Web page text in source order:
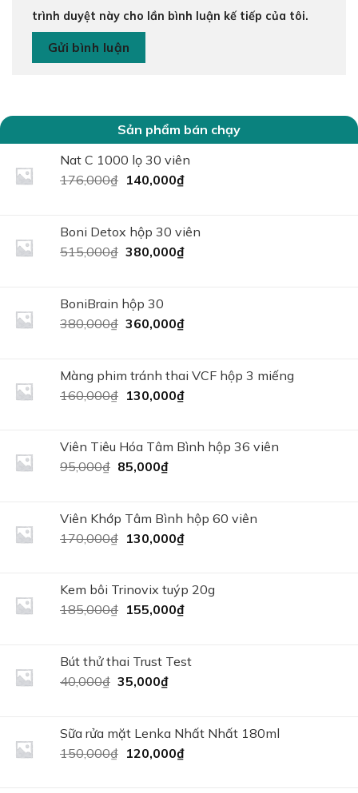
trình duyệt này cho lần bình luận kế tiếp của tôi.
Sản phẩm bán chạy
Nat C 1000 lọ 30 viên
176,000₫ Giá
176,000₫.
140,000₫Giá
là:
140,000₫.
Boni Detox hộp 30 viên
515,000₫ Giá
515,000₫.
380,000₫Giá
380,000₫.
BoniBrain hộp 30
380,000₫ Giá
380,000₫.
360,000₫Giá
là:
360,000₫.
Màng phim tránh thai VCF hộp 3 miếng
160,000₫ Giá
160,000₫.
130,000₫Giá
là:
Viên Tiêu Hóa Tâm Bình hộp 36 viên
95,000₫ Giá
95,000₫.
85,000₫Giá
là:
85,000₫.
Viên Khớp Tâm Bình hộp 60 viên
170,000₫ Giá
170,000₫.
130,000₫Giá
là:
130,000₫.
Kem bôi Trinovix tuýp 20g
185,000₫ Giá
185,000₫.
155,000₫Giá
là:
Bút thử thai Trust Test
40,000₫ Giá
40,000₫.
35,000₫Giá
là:
35,000₫.
Sữa rửa mặt Lenka Nhất Nhất 180ml
150,000₫ Giá
120,000₫Giá